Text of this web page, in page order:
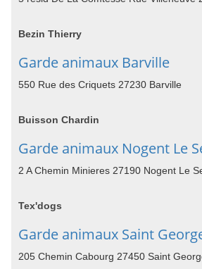
Bezin Thierry
Garde animaux Barville
550 Rue des Criquets 27230 Barville
Buisson Chardin
Garde animaux Nogent Le
2 A Chemin Minieres 27190 Nogent Le
Tex'dogs
Garde animaux Saint
205 Chemin Cabourg 27450 Saint